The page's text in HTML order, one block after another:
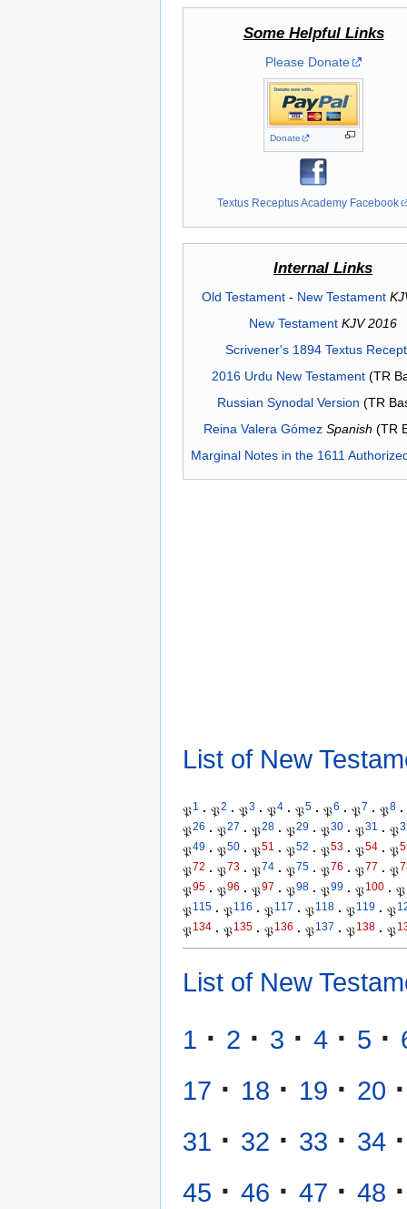
Some Helpful Links
Please Donate
Donate
Textus Receptus Academy Facebook
Internal Links
Old Testament- New Testament
New Testament KJV 2016
Scrivener's 1894 Textus
2016 Urdu New Testament(TR
Russian Synodal Version (TR
Reina Valera Gómez Spanish (TR
Marginal Notes in the 1611
List of New
𝔓1 · 𝔓2 · 𝔓3 · 𝔓4 · 𝔓5 · 𝔓6 · 𝔓7 · 𝔓8 ·
𝔓26 · 𝔓27 · 𝔓28 · 𝔓29 · 𝔓30 · 𝔓31 · 𝔓
𝔓49 · 𝔓50 · 𝔓51 · 𝔓52 · 𝔓53 · 𝔓54 · 𝔓
𝔓72 · 𝔓73 · 𝔓74 · 𝔓75 · 𝔓76 · 𝔓77 · 𝔓
𝔓95 · 𝔓96 · 𝔓97 · 𝔓98 · 𝔓99 · 𝔓100 · 𝔓
𝔓115 · 𝔓116 · 𝔓117 · 𝔓118 · 𝔓119 · 𝔓
𝔓134 · 𝔓135 · 𝔓136 · 𝔓137 · 𝔓138 · 𝔓
List of New
1 · 2 · 3 · 4 · 5 ·
17 · 18 · 19 · 20 ·
31 · 32 · 33 · 34 ·
45 · 46 · 47 · 48 ·